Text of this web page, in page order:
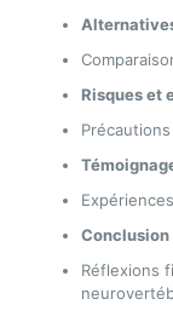
Risques et
Conclusion
Réflexions